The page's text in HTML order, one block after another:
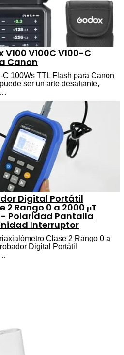
V100C V100-C
Canon
100Ws TTL Flash para Canon
ser un arte desafiante,
Digital Portátil
Rango 0 a 2000 μT
Polaridad Pantalla
Interruptor
Clase 2 Rango 0 a
Digital Portátil